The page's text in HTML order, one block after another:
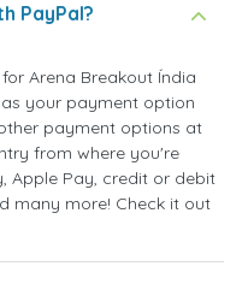
PayPal?
Arena Breakout Índia
your payment option
payment options at
from where you're
Apple Pay, credit or debit
many more! Check it out